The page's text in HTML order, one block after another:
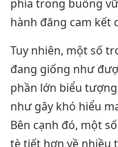
phía trong buồng
hành đăng cam kết
Tuy nhiên, một số
đang giống như
phần lớn biểu
như gây khó hiểu
Bên cạnh đó, một
tè tiết hơn về nhiều